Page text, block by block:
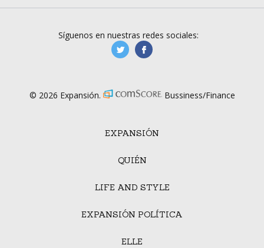
EXPANSIÓN
QUIÉN
LIFE AND STYLE
EXPANSIÓN POLÍTICA
ELLE
Síguenos en nuestras redes sociales:
manufacturaGE
© 2026 Expansión. Bussiness/Finance